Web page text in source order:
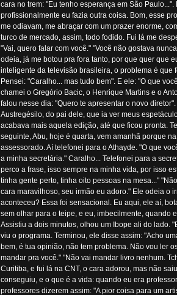
cara no trem: "Eu tenho esperança em São
profissionalmente eu fazia outra coisa. Bom, esse
me odiavam, me abraçar com um prazer enorme,
turco de mercado, assim, todo fodido. Fui lá me
"Vai, quero falar com você." "Você não gostava
odeia, já me botou pra fora tanto, por que quer que
inteligente da televisão brasileira, o problema é que
Pensei: "Caralho... mas tudo bem". E ele: "O que
chamei o Gregório Bacic, o Henrique Martins e o
falou nesse dia: "Quero te apresentar o novo
Austregésilo, do pai dele, que ia ver meus
acabava mais aquela edição, até que ficou pronta.
seguinte, Abu, hoje é quarta, vem amanhã porque
assessorado. Aí telefonei para o Athayde. "O que
a minha secretária." Caralho... Telefonei para a
perco a frase, isso sempre na minha vida, por isso
tinha gente perto, tinha oito pessoas na mesa..."
cara maravilhoso, seu irmão eu adoro." Ele odeia o
aconteceu? Essa foi sensacional. Eu aqui, ele aí,
sem olhar para o teipe, e eu, imbecilmente, quando
Assistiu a dois minutos, olhou um Ibope ali do lado.
viu o programa. Terminou, ele disse assim: "Acho
bem, é tua opinião, não tem problema. Não vou ler
mandar pra você." "Não vai mandar livro nenhum.
Curitiba, e fui lá na CNT, o cara adorou, mas não
conseguiu, e o que é a vida: quando eu era
professores dizerem assim: "A pior coisa para um